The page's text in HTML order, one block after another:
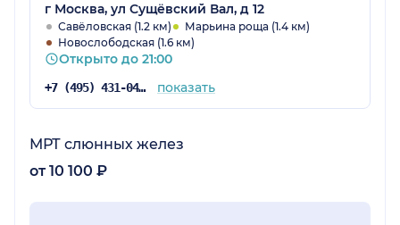
г Москва, ул Сущёвский Вал, д 12
Савёловская (1.2 км)
Марьина роща (1.4 км)
Новослободская (1.6 км)
Открыто до 21:00
+7 (495) 431-04-73 показать
МРТ слюнных желез
от 10 100 ₽